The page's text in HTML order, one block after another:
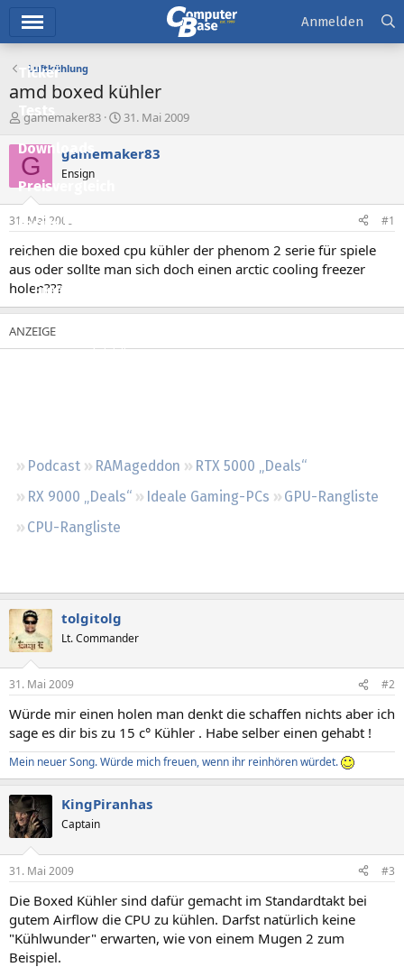
Ticker
Downloads
Preisvergleich
Forum
Aktuelles
Empfohlene Inhalte
Neueste Aktivitäten
Podcast RAMageddon
RTX 5000 „Deals“
RX 9000 „Deals“
Ideale Gaming-PCs
GPU-Rangliste
CPU-Rangliste
Anmelden
Luftkühlung
amd boxed kühler
E
s
t
e
e
r
gamemaker83
E
s
t
a
m
31. Mai 2009
G gamemaker83
Ensign
31. Mai 2009 #1
reichen die boxed cpu kühler der phenom 2 serie für spiele
aus oder sollte man sich doch einen arctic cooling freezer
holen???
tolgitolg
Lt. Commander
31. Mai 2009 #2
Würde mir einen holen man denkt die schaffen nichts aber ich
sage es dir bis zu 15 c° Kühler . Habe selber einen gehabt !
Mein neuer Song. Würde mich freuen, wenn ihr reinhören würdet.
KingPiranhas
Captain
31. Mai 2009 #3
Die Boxed Kühler sind dafür gemacht im Standardtakt bei
gutem Airflow die CPU zu kühlen. Darfst natürlich keine
"Kühlwunder" erwarten, wie von einem Mugen 2 zum
Beispiel.